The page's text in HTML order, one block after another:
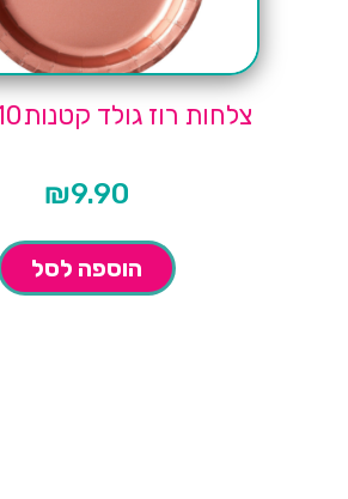
צלחות רוז גולד קטנות10 יחידות
₪9.90
הוספה לסל